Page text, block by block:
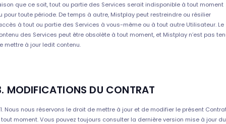
que ce soit, tout ou partie des Services serait indisponible à tout moment
pour toute période. De temps à autre, Mistplay peut restreindre ou résilier
à tout ou partie des Services à vous-même ou à tout autre Utilisateur. Le
des Services peut être obsolète à tout moment, et Mistplay n’est pas
mettre à jour ledit contenu.
MODIFICATIONS DU CONTRAT
Nous nous réservons le droit de mettre à jour et de modifier le présent
moment. Vous pouvez toujours consulter la dernière version mise à jour du